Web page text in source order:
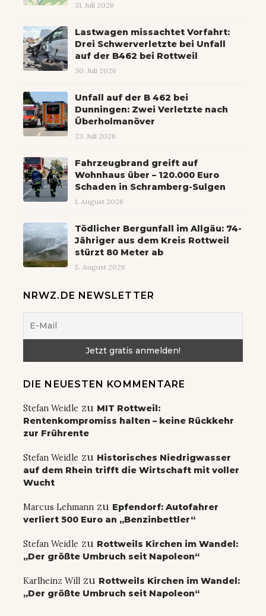
31. Juli 2026
Lastwagen missachtet Vorfahrt:
Drei Schwerverletzte bei Unfall
auf der B462 bei Rottweil
30. Juli 2026
Unfall auf der B 462 bei
Dunningen: Zwei Verletzte nach
Überholmanöver
23. Juli 2026
Fahrzeugbrand greift auf
Wohnhaus über – 120.000 Euro
Schaden in Schramberg-Sulgen
1. August 2026
Tödlicher Bergunfall im Allgäu: 74-
Jähriger aus dem Kreis Rottweil
stürzt 80 Meter ab
5. August 2026
NRWZ.DE NEWSLETTER
DIE NEUESTEN KOMMENTARE
Stefan Weidle zu MIT Rottweil:
Rentenkompromiss halten – keine Rückkehr
zur Frührente
Stefan Weidle zu Historisches Niedrigwasser
auf dem Rhein trifft die Wirtschaft mit voller
Wucht
Marcus Lehmann zu Epfendorf: Autofahrer
verliert 500 Euro an „Benzinbettler“
Stefan Weidle zu Rottweils Kirchen im Wandel:
„Der größte Umbruch seit Napoleon“
Karlheinz Will zu Rottweils Kirchen im Wandel:
„Der größte Umbruch seit Napoleon“